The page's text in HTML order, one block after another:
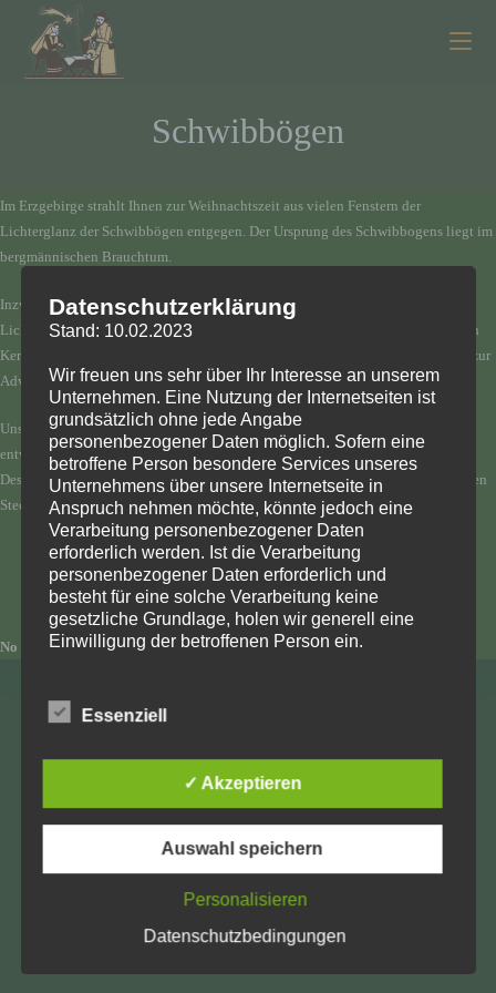
Inhalt
springen
Schwibbögen
Im Erzgebirge strahlt Ihnen zur Weihnachtszeit aus vielen Fenstern der
Lichterglanz der Schwibbögen entgegen. Der Ursprung des Schwibbogens liegt im
bergmännischen Brauchtum.
Inzwischen erfreuen sich immer mehr Menschen am bezaubernden Flair eines
Lichterbogens. Ganz gleich ob am Fenster oder im Zimmer, ob mit traditionellen
Kerzen oder elektrisch beleuchtet – jeder einzelne strahlt ruhig und besinnlich zur
Adventszeit.
Unsere Schwibbögen mit den verschiedenen figürlichen Darstellungen werden
entweder mit Kerzenbeleuchtung oder elektrischer Beleuchtung geliefert.
Desweiteren ist auch eine Lieferung für 110V Stromnetze mit den entsprechenden
Steckern möglich.
No items found
Oberseiffenbacher Str. 35
Tel.: 037362 8228
Datenschutzerklärung
Stand: 10.02.2023
Wir freuen uns sehr über Ihr Interesse an unserem
Unternehmen. Eine Nutzung der Internetseiten ist
grundsätzlich ohne jede Angabe
personenbezogener Daten möglich. Sofern eine
betroffene Person besondere Services unseres
Unternehmens über unsere Internetseite in
Anspruch nehmen möchte, könnte jedoch eine
Verarbeitung personenbezogener Daten
erforderlich werden. Ist die Verarbeitung
personenbezogener Daten erforderlich und
besteht für eine solche Verarbeitung keine
gesetzliche Grundlage, holen wir generell eine
Einwilligung der betroffenen Person ein.
beispielsweise des Namens, der Anschrift, E-Mail-
Datenschutz-Grundverordnung und in
Übereinstimmung mit den für uns geltenden
Mittels dieser Datenschutzerklärung möchte unser
Unternehmen die Öffentlichkeit über Art, Umfang
verarbeiteten personenbezogenen Daten
informieren. Ferner werden betroffene Personen
mittels dieser Datenschutzerklärung über die ihnen
zustehenden Rechte aufgeklärt.
Essenziell
✓ Akzeptieren
Auswahl speichern
Personalisieren
Datenschutzbedingungen